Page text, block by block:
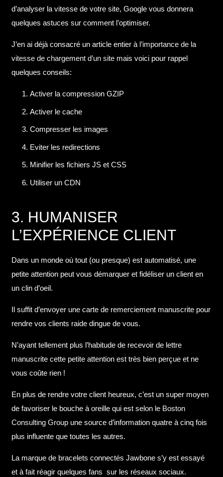
d’analyser la vitesse de votre site, Google vous donnera
quelques astuces sur comment l’optimiser.
J’en ai déjà consacré un article entier à l’importance de la
vitesse de chargement d’un sitemais voici pour rappel
quelques conseils:
Activer la compression GZIP
Activer le cache
Compresser les images
Eviter les redirections
Minifier les fichiers JS et CSS
Utiliser un CDN
3. HUMANISER
L’EXPÉRIENCE CLIENT
Dans un monde où tout (ou presque) est automatisé, une
petite attention peut vous démarquer et fidéliser un client en
un clin d’oeil.
Il suffit d’envoyer une carte de remerciement manuscrite pour
rendre vos clients raide dingue de vous.
N’ayant tellement plus l’habitude de recevoir de lettre
manuscrite cette petite attention est très bien perçue et ne
vous coûte rien !
En plus de rendre votre client heureux, c’est un super moyen
de favoriser le bouche à oreille qui est selon le Boston
Consulting Group une source d’information quatre à cinq fois
plus influente que toutes les autres.
La marque de bracelets connectés Jawbone s’y est essayé
et à fait réagir quelques fans sur les réseaux sociaux.